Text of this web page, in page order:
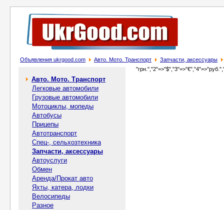
Объявления ukrgood.com Авто. Мото. Транспорт Запчасти, аксессуары
Авто. Мото. Транспорт
Легковые автомобили
Грузовые автомобили
Мотоциклы, мопеды
Автобусы
Прицепы
Автотранспорт
Спец-, cельхозтехника
Запчасти, аксессуары
Автоуслуги
Обмен
Аренда/Прокат авто
Яхты, катера, лодки
Велосипеды
Разное